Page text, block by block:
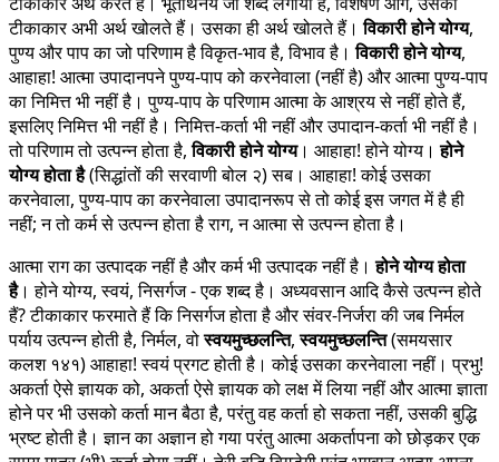
टीकाकार अभी अर्थ खोलते हैं। उसका ही अर्थ खोलते हैं।विकारी होने योग्य,
पुण्य और पाप का जो परिणाम है विकृत-भाव है, विभाव है।विकारी होने योग्य,
आहाहा! आत्मा उपादानपने पुण्य-पाप को करनेवाला (नहीं है) और आत्मा पुण्य-पाप
का निमित्त भी नहीं है। पुण्य-पाप के परिणाम आत्मा के आश्रय से नहीं होते हैं,
इसलिए निमित्त भी नहीं है। निमित्त-कर्ता भी नहीं और उपादान-कर्ता भी नहीं है।
तो परिणाम तो उत्पन्न होता है,विकारी होने योग्य। आहाहा! होने योग्य।होने
योग्य होता है(सिद्धांतों की सरवाणी बोल २) सब। आहाहा! कोई उसका
करनेवाला, पुण्य-पाप का करनेवाला उपादानरूप से तो कोई इस जगत में है ही
नहीं; न तो कर्म से उत्पन्न होता है राग, न आत्मा से उत्पन्न होता है।
आत्मा राग का उत्पादक नहीं है और कर्म भी उत्पादक नहीं है।होने योग्य होता
है। होने योग्य, स्वयं, निसर्गज - एक शब्द है। अध्यवसान आदि कैसे उत्पन्न होते
हैं? टीकाकार फरमाते हैं कि निसर्गज होता है और संवर-निर्जरा की जब निर्मल
पर्याय उत्पन्न होती है, निर्मल, वोस्वयमुच्छलन्ति,स्वयमुच्छलन्ति(समयसार
कलश १४१) आहाहा! स्वयं प्रगट होती है। कोई उसका करनेवाला नहीं। प्रभु!
अकर्ता ऐसे ज्ञायक को, अकर्ता ऐसे ज्ञायक को लक्ष में लिया नहीं और आत्मा ज्ञाता
होने पर भी उसको कर्ता मान बैठा है, परंतु वह कर्ता हो सकता नहीं, उसकी बुद्धि
भ्रष्ट होती है। ज्ञान का अज्ञान हो गया परंतु आत्मा अकर्तापना को छोड़कर एक